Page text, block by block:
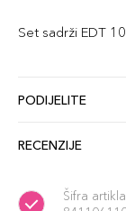
Set sadrži EDT
PODIJELITE
RECENZIJE
Šifra artikla